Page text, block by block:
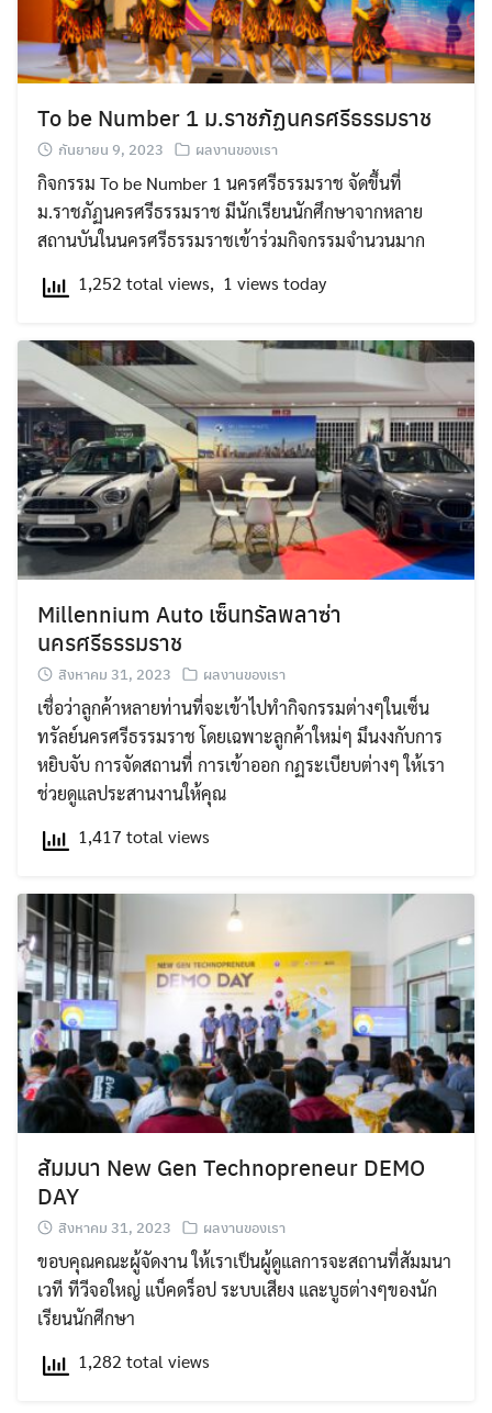
for:
To be Number 1 ม.ราชภัฏนครศรีธรรมราช
กันยายน 9, 2023 ผลงานของเรา
กิจกรรม To be Number 1 นครศรีธรรมราช จัดขึ้นที่
ม.ราชภัฏนครศรีธรรมราช มีนักเรียนนักศึกษาจากหลาย
สถานบันในนครศรีธรรมราชเข้าร่วมกิจกรรมจำนวนมาก
1,252 total views, 1 views today
Millennium Auto เซ็นทรัลพลาซ่า
นครศรีธรรมราช
สิงหาคม 31, 2023 ผลงานของเรา
เชื่อว่าลูกค้าหลายท่านที่จะเข้าไปทำกิจกรรมต่างๆในเซ็น
ทรัลย์นครศรีธรรมราช โดยเฉพาะลูกค้าใหม่ๆ มึนงงกับการ
หยิบจับ การจัดสถานที่ การเข้าออก กฏระเบียบต่างๆ ให้เรา
ช่วยดูแลประสานงานให้คุณ
1,417 total views
สัมมนา New Gen Technopreneur DEMO
DAY
สิงหาคม 31, 2023 ผลงานของเรา
ขอบคุณคณะผู้จัดงาน ให้เราเป็นผู้ดูแลการจะสถานที่สัมมนา
เวที ทีวีจอใหญ่ แบ็คดร็อป ระบบเสียง และบูธต่างๆของนัก
เรียนนักศีกษา
1,282 total views